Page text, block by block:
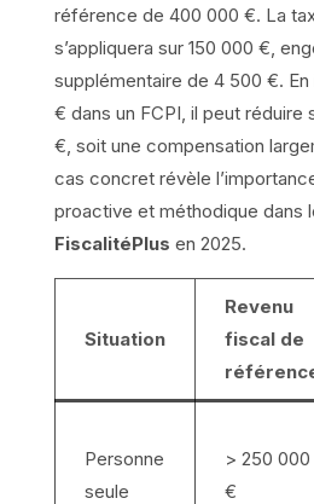
référence de 400 000 €. La
s’appliquera sur 150 000 €,
supplémentaire de 4 500 €.
€ dans un FCPI, il peut réduire
€, soit une compensation
cas concret révèle
proactive et méthodique dans
FiscalitéPlus en 2025.
Situation
Revenu
fiscal de
Personne
seule
> 250 000
€